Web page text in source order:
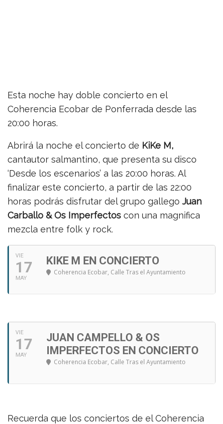
Esta noche hay doble concierto en el
Coherencia Ecobar de Ponferrada desde las
20:00 horas.
Abrirá la noche el concierto de KiKe M,
cantautor salmantino, que presenta su disco
‘Desde los escenarios’ a las 20:00 horas. Al
finalizar este concierto, a partir de las 22:00
horas podrás disfrutar del grupo gallego Juan
Carballo & Os Imperfectos con una magnifica
mezcla entre folk y rock.
VIE
17
MAY
KIKE M EN CONCIERTO
Coherencia Ecobar, Calle Tras el Ayuntamiento
VIE
17
MAY
JUAN CAMPELLO & OS
IMPERFECTOS EN CONCIERTO
Coherencia Ecobar, Calle Tras el Ayuntamiento
Recuerda que los conciertos de el Coherencia